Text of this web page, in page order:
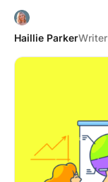
Haillie ParkerWriter